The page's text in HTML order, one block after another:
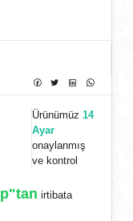
Ürünümüz14
Ayar
onaylanmış
ve kontrol
irtibata